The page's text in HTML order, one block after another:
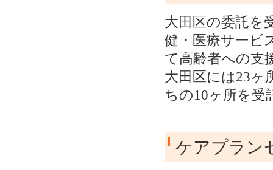
大田区の委託を
健・医療サービ
て高齢者への支
大田区には23ヶ
ちの10ヶ所を受
ケアプラン